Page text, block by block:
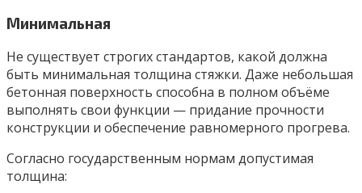
Минимальная
Не существует строгих стандартов, какой должна
быть минимальная толщина стяжки. Даже небольшая
бетонная поверхность способна в полном объёме
выполнять свои функции — придание прочности
конструкции и обеспечение равномерного прогрева.
Согласно государственным нормам допустимая
толщина: